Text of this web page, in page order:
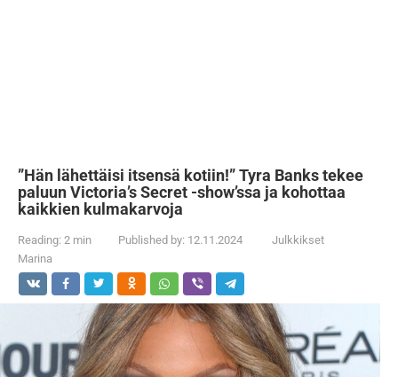
”Hän lähettäisi itsensä kotiin!” Tyra Banks tekee
paluun Victoria’s Secret -show’ssa ja kohottaa
kaikkien kulmakarvoja
Reading: 2 min Published by: 12.11.2024
Julkkikset
Marina